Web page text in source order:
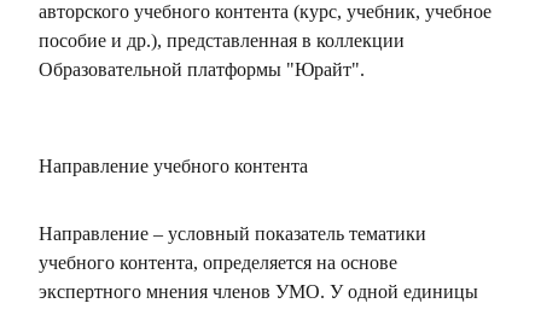
авторского учебного контента (курс, учебник, учебное
пособие и др.), представленная в коллекции
Образовательной платформы "Юрайт".
Направление учебного контента
Направление – условный показатель тематики
учебного контента, определяется на основе
экспертного мнения членов УМО. У одной единицы